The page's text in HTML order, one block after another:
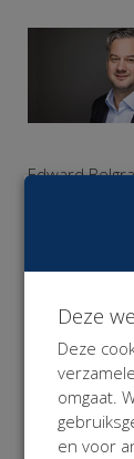
Edward
verzekerd
Ingrid Wong
workshop
Deze
Deze
omgaat.
en voor